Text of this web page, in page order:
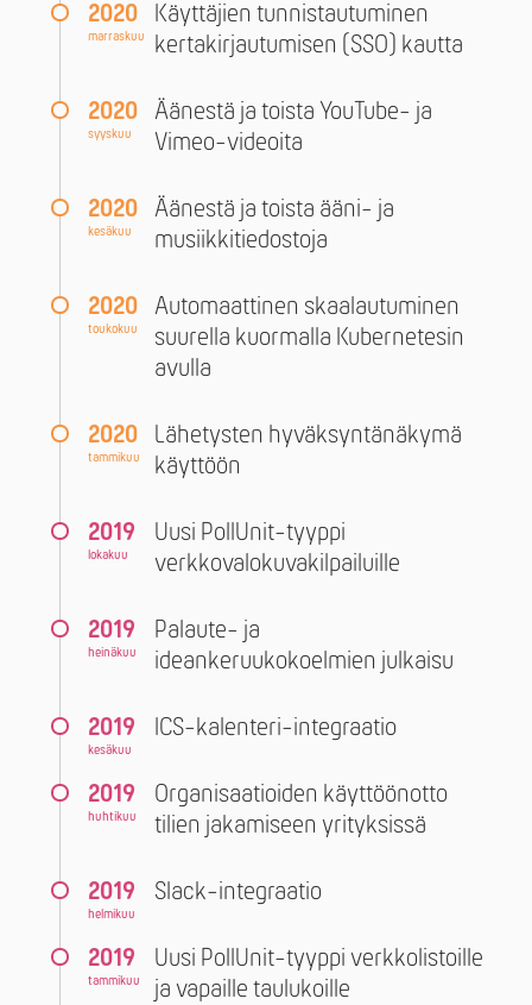
2020
marraskuu
Käyttäjien tunnistautuminen
kertakirjautumisen (SSO) kautta
2020
syyskuu
Äänestä ja toista YouTube- ja
Vimeo-videoita
2020
kesäkuu
Äänestä ja toista ääni- ja
musiikkitiedostoja
2020
toukokuu
Automaattinen skaalautuminen
suurella kuormalla Kubernetesin
avulla
2020
tammikuu
Lähetysten hyväksyntänäkymä
käyttöön
2019
lokakuu
Uusi PollUnit-tyyppi
verkkovalokuvakilpailuille
2019
heinäkuu
Palaute- ja
ideankeruukokoelmien julkaisu
2019
kesäkuu
ICS-kalenteri-integraatio
2019
huhtikuu
Organisaatioiden käyttöönotto
tilien jakamiseen yrityksissä
2019
helmikuu
Slack-integraatio
2019
tammikuu
Uusi PollUnit-tyyppi verkkolistoille
ja vapaille taulukoille